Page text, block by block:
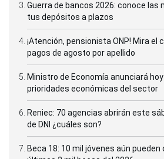
Guerra de bancos 2026: conoce las
tus depósitos a plazos
¡Atención, pensionista ONP! Mira el
pagos de agosto por apellido
Ministro de Economía anunciará
prioridades económicas del sector
Reniec: 70 agencias abrirán este
de DNI ¿cuáles son?
Beca 18: 10 mil jóvenes aún